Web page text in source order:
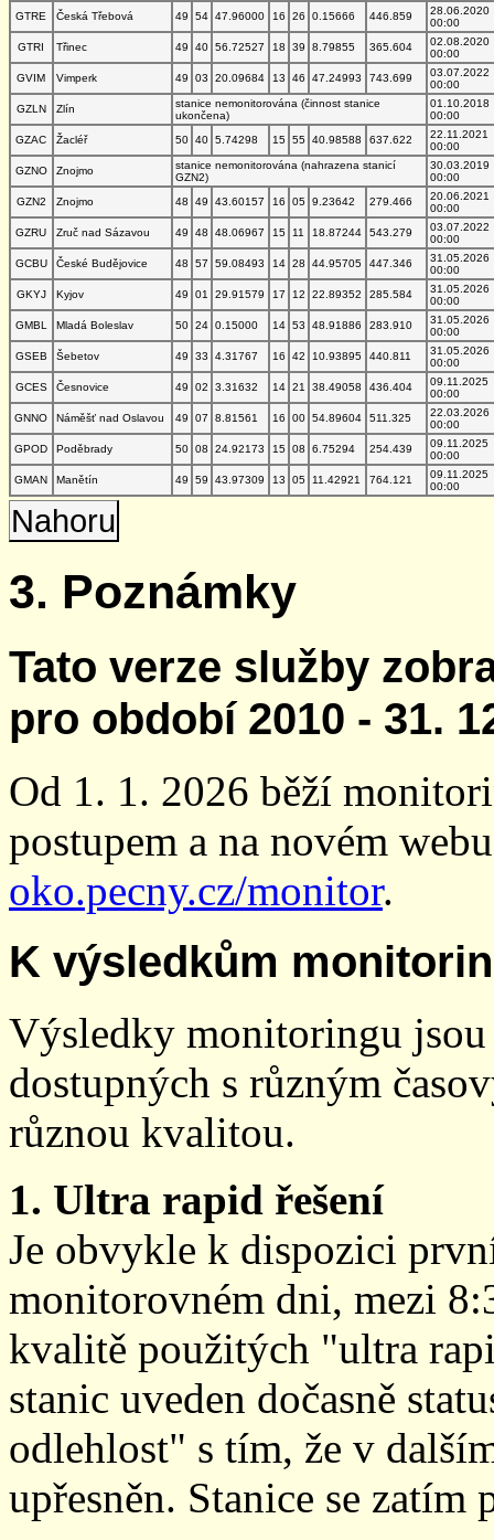
GTRE
Česká Třebová 49 54 47.96000 16 26 0.15666 446.859
28.06.2020
00:00
GTRI
Třinec 49 40 56.72527 18 39 8.79855 365.604
02.08.2020
00:00
GVIM
Vimperk 49 03 20.09684 13 46 47.24993 743.699
03.07.2022
00:00
GZLN
Zlín
stanice nemonitorována (činnost stanice
ukončena)
01.10.2018
00:00
GZAC
Žacléř 50 40 5.74298 15 55 40.98588 637.622
22.11.2021
00:00
GZNO
Znojmo
stanice nemonitorována (nahrazena stanicí
GZN2)
30.03.2019
00:00
GZN2
Znojmo 48 49 43.60157 16 05 9.23642 279.466
20.06.2021
00:00
GZRU
Zruč nad Sázavou 49 48 48.06967 15 11 18.87244 543.279
03.07.2022
00:00
GCBU
České Budějovice 48 57 59.08493 14 28 44.95705 447.346
31.05.2026
00:00
GKYJ
Kyjov 49 01 29.91579 17 12 22.89352 285.584
31.05.2026
00:00
GMBL
Mladá Boleslav 50 24 0.15000 14 53 48.91886 283.910
31.05.2026
00:00
GSEB
Šebetov 49 33 4.31767 16 42 10.93895 440.811
31.05.2026
00:00
GCES
Česnovice 49 02 3.31632 14 21 38.49058 436.404
09.11.2025
00:00
GNNO
Náměšť nad Oslavou 49 07 8.81561 16 00 54.89604 511.325
22.03.2026
00:00
GPOD
Poděbrady 50 08 24.92173 15 08 6.75294 254.439
09.11.2025
00:00
GMAN
Manětín 49 59 43.97309 13 05 11.42921 764.121
09.11.2025
00:00
Nahoru
3. Poznámky
Tato verze služby
pro období 2010 - 31.
Od 1. 1. 2026 běží
postupem a na novém
oko.pecny.cz/monitor.
K výsledkům
Výsledky monitoringu
dostupných s různým
různou kvalitou.
1. Ultra rapid řešení
Je obvykle k dispozici
monitorovném dni, mezi
kvalitě použitých "ultra
stanic uveden dočasně
odlehlost" s tím, že v
upřesněn. Stanice se zatím